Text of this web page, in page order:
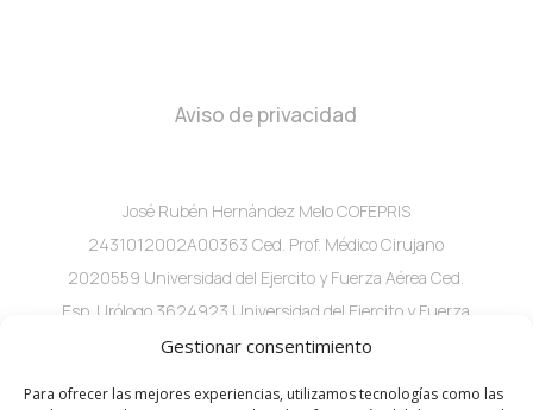
Gestionar consentimiento
Para ofrecer las mejores experiencias, utilizamos tecnologías como las
Aviso de privacidad
José Rubén Hernández Melo COFEPRIS
2431012002A00363 Ced. Prof. Médico Cirujano
2020559 Universidad del Ejercito y Fuerza Aérea Ced.
Esp. Urólogo 3624923 Universidad del Ejercito y Fuerza
Aérea C. 60 #282A x 29 Local 2 consultorio 1 Col.